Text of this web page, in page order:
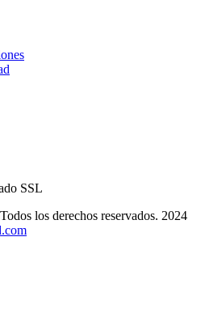
SSL
los derechos reservados. 2024